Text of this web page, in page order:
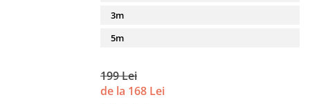
3m
5m
199 Lei
de la 168 Lei